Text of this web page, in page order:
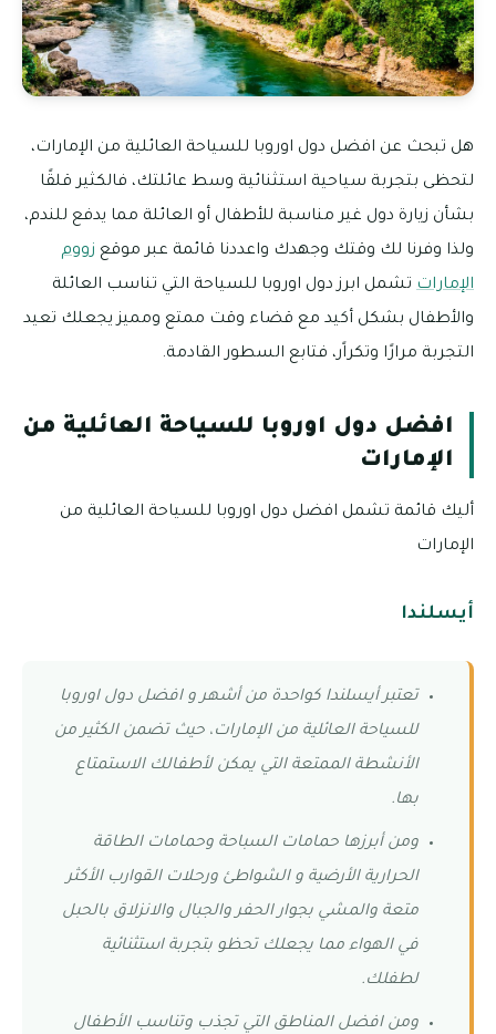
هل تبحث عن افضل دول اوروبا للسياحة العائلية من الإمارات،
لتحظى بتجربة سياحية استثنائية وسط عائلتك، فالكثير قلقًا
بشأن زيارة دول غير مناسبة للأطفال أو العائلة مما يدفع للندم،
ولذا وفرنا لك وقتك وجهدك واعددنا قائمة عبر موقع زووم
الإمارات تشمل ابرز دول اوروبا للسياحة التي تناسب العائلة
والأطفال بشكل أكيد مع قضاء وقت ممتع ومميز يجعلك تعيد
التجربة مرارًا وتكراًر، فتابع السطور القادمة.
افضل دول اوروبا للسياحة العائلية من
الإمارات
أليك قائمة تشمل افضل دول اوروبا للسياحة العائلية من
الإمارات
أيسلندا
تعتبر أيسلندا كواحدة من أشهر و افضل دول اوروبا
للسياحة العائلية من الإمارات، حيث تضمن الكثير من
الأنشطة الممتعة التي يمكن لأطفالك الاستمتاع
بها.
ومن أبرزها حمامات السباحة وحمامات الطاقة
الحرارية الأرضية و الشواطئ ورحلات القوارب الأكثر
متعة والمشي بجوار الحفر والجبال والانزلاق بالحبل
في الهواء مما يجعلك تحظو بتجربة استثنائية
لطفلك.
ومن افضل المناطق التي تجذب وتناسب الأطفال